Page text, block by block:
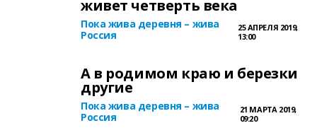
живет четверть века
Пока жива деревня – жива
Россия
25 АПРЕЛЯ 2019,
13:00
А в родимом краю и березки
другие
Пока жива деревня – жива
Россия
21 МАРТА 2019,
09:20